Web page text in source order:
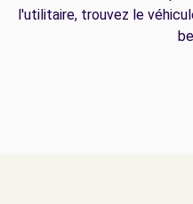
l'utilitaire, trouvez le